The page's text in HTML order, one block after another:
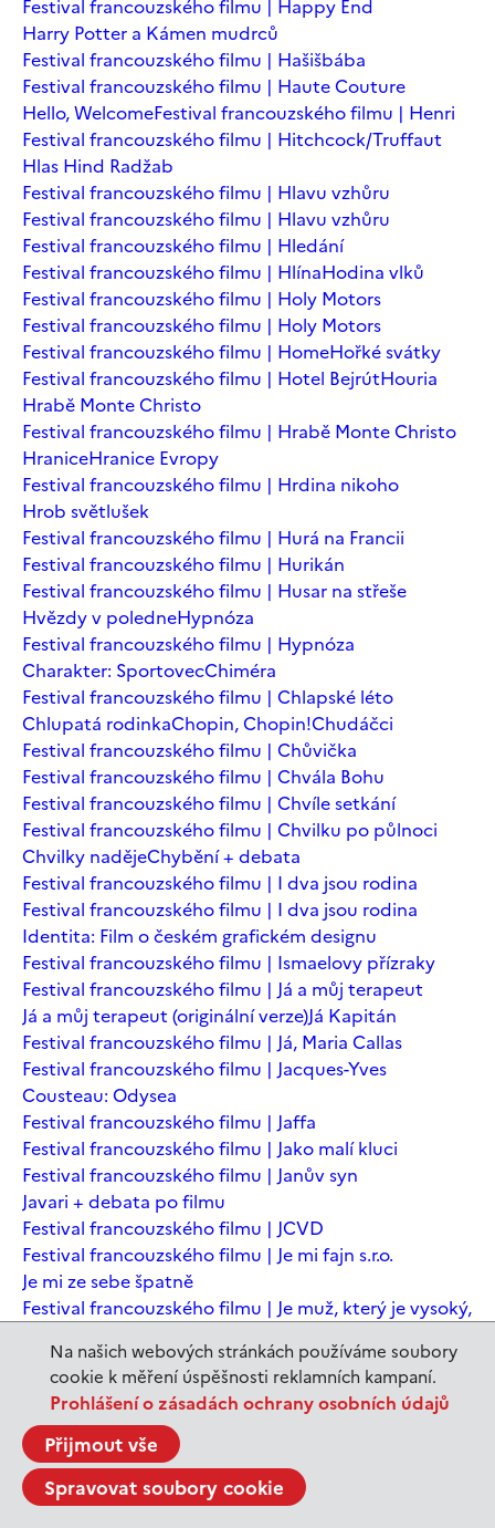
Na našich webových stránkách používáme soubory
cookie k měření úspěšnosti reklamních kampaní.
Prohlášení o zásadách ochrany osobních údajů
Přijmout vše
Spravovat soubory cookie
Festival francouzského filmu | Happy End
Harry Potter a Kámen mudrců
Festival francouzského filmu | Hašišbába
Festival francouzského filmu | Haute Couture
Hello, WelcomeFestival francouzského filmu | Henri
Festival francouzského filmu | Hitchcock/Truffaut
Hlas Hind Radžab
Festival francouzského filmu | Hlavu vzhůru
Festival francouzského filmu | Hlavu vzhůru
Festival francouzského filmu | Hledání
Festival francouzského filmu | HlínaHodina vlků
Festival francouzského filmu | Holy Motors
Festival francouzského filmu | Holy Motors
Festival francouzského filmu | HomeHořké svátky
Festival francouzského filmu | Hotel BejrútHouria
Hrabě Monte Christo
Festival francouzského filmu | Hrabě Monte Christo
HraniceHranice Evropy
Festival francouzského filmu | Hrdina nikoho
Hrob světlušek
Festival francouzského filmu | Hurá na Francii
Festival francouzského filmu | Hurikán
Festival francouzského filmu | Husar na střeše
Hvězdy v poledneHypnóza
Festival francouzského filmu | Hypnóza
Charakter: SportovecChiméra
Festival francouzského filmu | Chlapské léto
Chlupatá rodinkaChopin, Chopin!Chudáčci
Festival francouzského filmu | Chůvička
Festival francouzského filmu | Chvála Bohu
Festival francouzského filmu | Chvíle setkání
Festival francouzského filmu | Chvilku po půlnoci
Chvilky nadějeChybění + debata
Festival francouzského filmu | I dva jsou rodina
Festival francouzského filmu | I dva jsou rodina
Identita: Film o českém grafickém designu
Festival francouzského filmu | Ismaelovy přízraky
Festival francouzského filmu | Já a můj terapeut
Já a můj terapeut (originální verze)Já Kapitán
Festival francouzského filmu | Já, Maria Callas
Festival francouzského filmu | Jacques-Yves
Cousteau: Odysea
Festival francouzského filmu | Jaffa
Festival francouzského filmu | Jako malí kluci
Festival francouzského filmu | Janův syn
Javari + debata po filmu
Festival francouzského filmu | JCVD
Festival francouzského filmu | Je mi fajn s.r.o.
Je mi ze sebe špatně
Festival francouzského filmu | Je muž, který je vysoký,
Chomským
Festival francouzského filmu | Je to jen konec světa
Festival francouzského filmu | Je to jen konec světa
Festival francouzského filmu | Jeanne du Barry -
Králova milenka
Jeanne du Barry – Králova milenka